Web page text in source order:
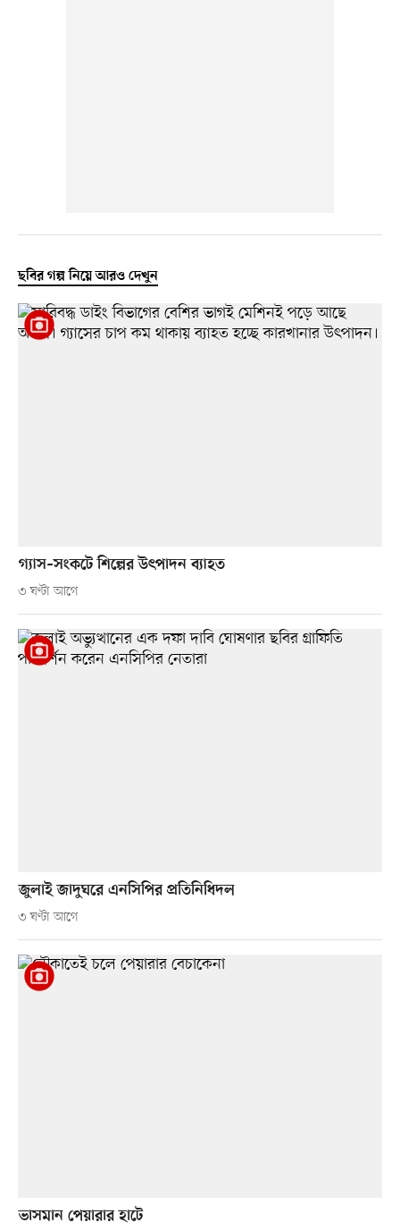
ছবির গল্প নিয়ে আরও দেখুন
গ্যাস–সংকটে শিল্পের উৎপাদন ব্যাহত
৩ ঘণ্টা আগে
জুলাই জাদুঘরে এনসিপির প্রতিনিধিদল
৩ ঘণ্টা আগে
ভাসমান পেয়ারার হাটে